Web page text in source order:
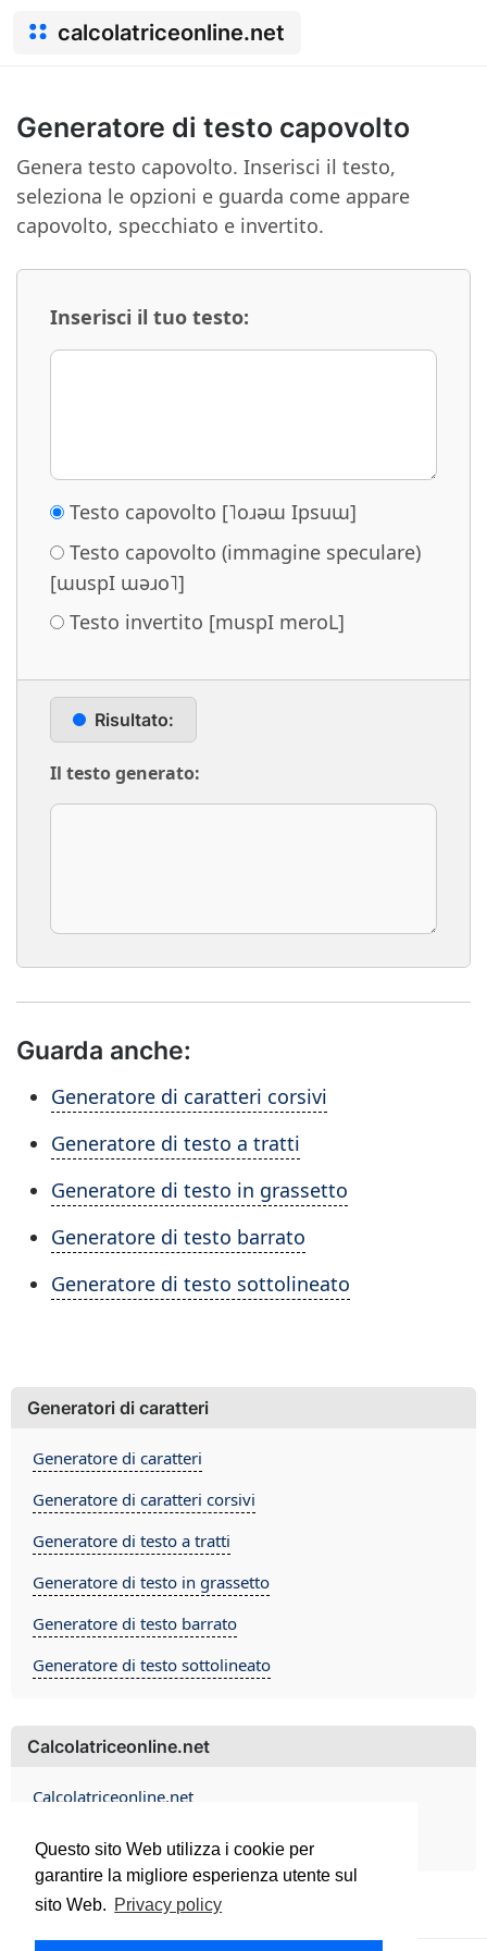
Questo sito Web utilizza i cookie per
garantire la migliore esperienza utente sul
sito Web. Privacy policy
calcolatriceonline.net
Generatore di testo capovolto
Genera testo capovolto. Inserisci il testo,
seleziona le opzioni e guarda come appare
capovolto, specchiato e invertito.
Inserisci il tuo testo:
Testo capovolto [˥oɹǝɯ Ipsuɯ]
Testo capovolto (immagine speculare)
[ɯuspI ɯǝɹo˥]
Testo invertito [muspI meroL]
Risultato:
Il testo generato:
Guarda anche:
Generatore di caratteri corsivi
Generatore di testo a tratti
Generatore di testo in grassetto
Generatore di testo barrato
Generatore di testo sottolineato
Generatori di caratteri
Generatore di caratteri
Generatore di caratteri corsivi
Generatore di testo a tratti
Generatore di testo in grassetto
Generatore di testo barrato
Generatore di testo sottolineato
Calcolatriceonline.net
Calcolatriceonline.net
Contact